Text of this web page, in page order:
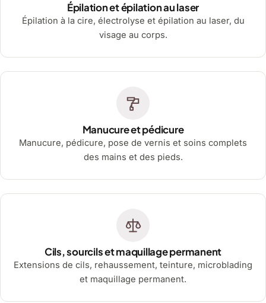
Épilation et épilation au laser
Épilation à la cire, électrolyse et épilation au laser, du
visage au corps.
Manucure et pédicure
Manucure, pédicure, pose de vernis et soins complets
des mains et des pieds.
Cils, sourcils et maquillage permanent
Extensions de cils, rehaussement, teinture, microblading
et maquillage permanent.